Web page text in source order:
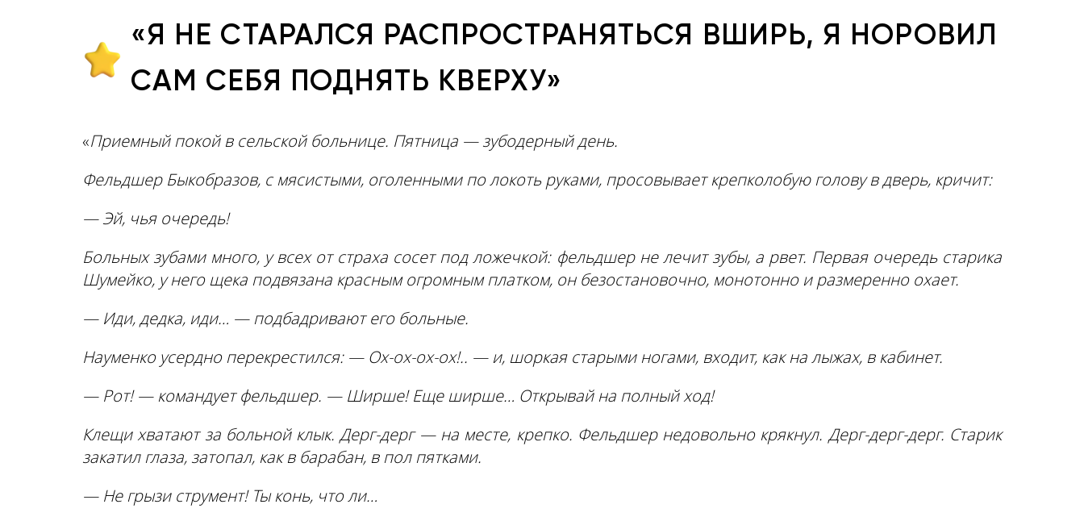
«Я НЕ СТАРАЛСЯ РАСПРОСТРАНЯТЬСЯ ВШИРЬ, Я НОРОВИЛ
САМ СЕБЯ ПОДНЯТЬ КВЕРХУ»
«Приемный покой в сельской больнице. Пятница — зубодерный день.
Фельдшер Быкобразов, с мясистыми, оголенными по локоть руками, просовывает крепколобую голову в дверь, кричит:
— Эй, чья очередь!
Больных зубами много, у всех от страха сосет под ложечкой: фельдшер не лечит зубы, а рвет. Первая очередь старика
Шумейко, у него щека подвязана красным огромным платком, он безостановочно, монотонно и размеренно охает.
— Иди, дедка, иди… — подбадривают его больные.
Науменко усердно перекрестился: — Ох-ох-ох-ох!.. — и, шоркая старыми ногами, входит, как на лыжах, в кабинет.
— Рот! — командует фельдшер. — Ширше! Еще ширше… Открывай на полный ход!
Клещи хватают за больной клык. Дерг-дерг — на месте, крепко. Фельдшер недовольно крякнул. Дерг-дерг-дерг. Старик
закатил глаза, затопал, как в барабан, в пол пятками.
— Не грызи струмент! Ты конь, что ли…